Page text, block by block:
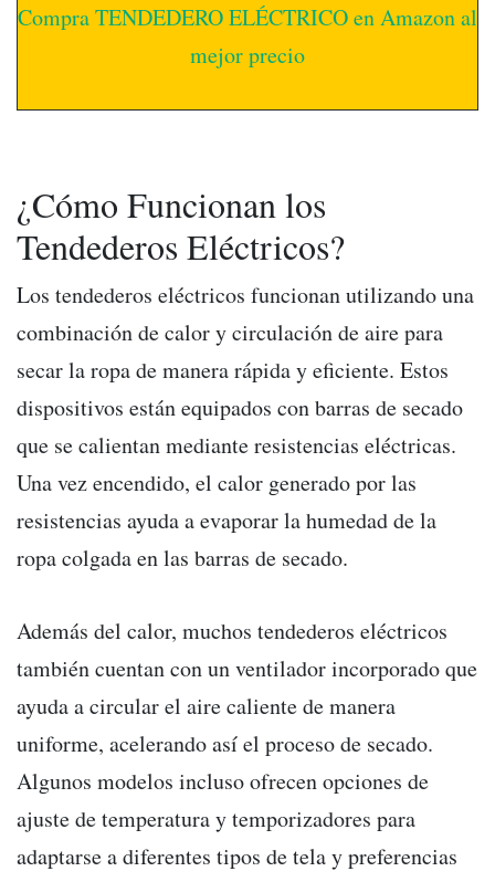
Compra TENDEDERO ELÉCTRICO en Amazon al
mejor precio
¿Cómo Funcionan los
Tendederos Eléctricos?
Los tendederos eléctricos funcionan utilizando una
combinación de calor y circulación de aire para
secar la ropa de manera rápida y eficiente. Estos
dispositivos están equipados con barras de secado
que se calientan mediante resistencias eléctricas.
Una vez encendido, el calor generado por las
resistencias ayuda a evaporar la humedad de la
ropa colgada en las barras de secado.
Además del calor, muchos tendederos eléctricos
también cuentan con un ventilador incorporado que
ayuda a circular el aire caliente de manera
uniforme, acelerando así el proceso de secado.
Algunos modelos incluso ofrecen opciones de
ajuste de temperatura y temporizadores para
adaptarse a diferentes tipos de tela y preferencias